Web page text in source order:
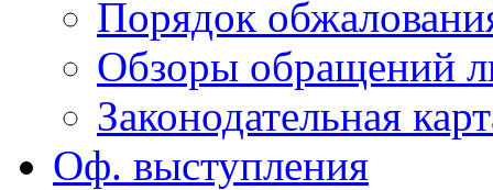
Порядок
Обзоры обращений
Законодательная
Оф. выступления